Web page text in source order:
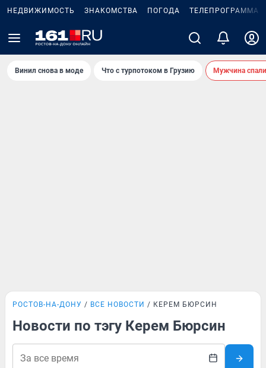
НЕДВИЖИМОСТЬ ЗНАКОМСТВА ПОГОДА ТЕЛЕПРОГРАММА
Винил снова в моде Что с турпотоком в Грузию Мужчина
РОСТОВ-НА-ДОНУ ВСЕ НОВОСТИ КЕРЕМ БЮРСИН
Новости по тэгу Керем Бюрсин